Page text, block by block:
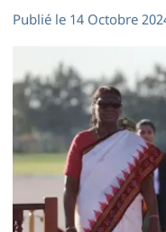
Publié le 14 Octobre